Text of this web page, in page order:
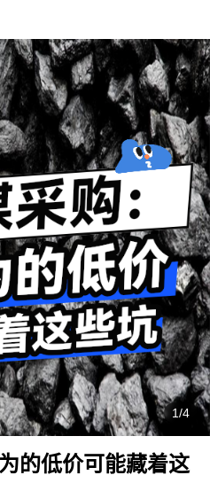
1/4
的低价可能藏着这